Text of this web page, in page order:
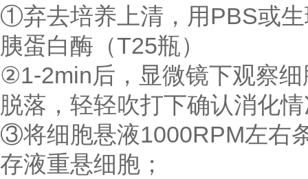
①弃去培养上清，用PBS或
胰蛋白酶（T25瓶）
②1-2min后，显微镜下观察
脱落，轻轻吹打下确认消化
③将细胞悬液1000RPM左右
存液重悬细胞；